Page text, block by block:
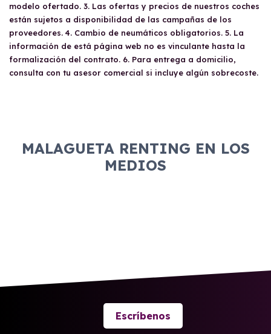
modelo ofertado. 3. Las ofertas y precios de nuestros coches
están sujetos a disponibilidad de las campañas de los
proveedores. 4. Cambio de neumáticos obligatorios. 5. La
información de está página web no es vinculante hasta la
formalización del contrato. 6. Para entrega a domicilio,
consulta con tu asesor comercial si incluye algún sobrecoste.
MALAGUETA RENTING EN LOS
MEDIOS
Escríbenos